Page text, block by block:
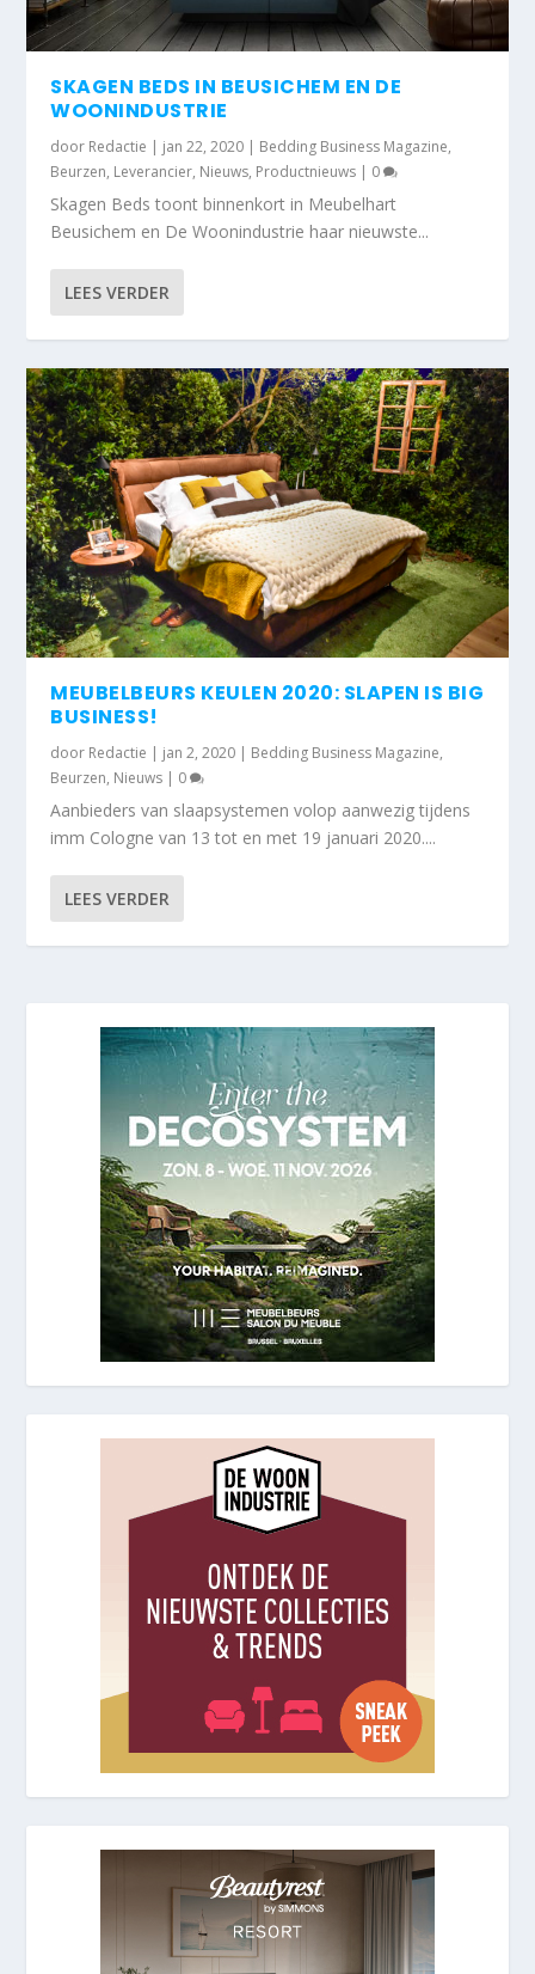
SKAGEN BEDS IN BEUSICHEM EN DE
WOONINDUSTRIE
door Redactie | jan 22, 2020 | Bedding Business Magazine,
Beurzen, Leverancier, Nieuws, Productnieuws | 0
Skagen Beds toont binnenkort in Meubelhart
Beusichem en De Woonindustrie haar nieuwste...
LEES VERDER
MEUBELBEURS KEULEN 2020: SLAPEN IS BIG
BUSINESS!
door Redactie | jan 2, 2020 | Bedding Business Magazine,
Beurzen, Nieuws | 0
Aanbieders van slaapsystemen volop aanwezig tijdens
imm Cologne van 13 tot en met 19 januari 2020....
LEES VERDER